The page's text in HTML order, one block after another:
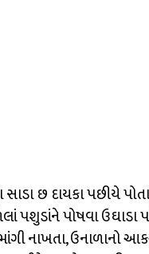
છ દાયકા પછીયે
પશુડાંને પોષવા
નાખતા, ઉનાળાનો